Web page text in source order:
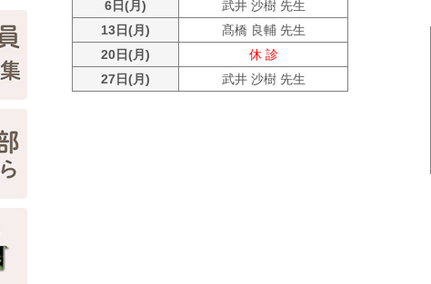
6日(月)
武井 沙樹 先生
13日(月)
髙橋 良輔 先生
20日(月)
休 診
27日(月)
武井 沙樹 先生